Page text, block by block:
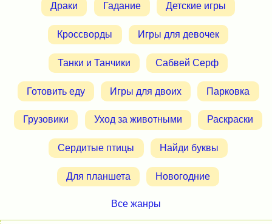
Драки Гадание Детские игры
Кроссворды Игры для девочек
Танки и Танчики Сабвей Серф
Готовить еду Игры для двоих Парковка
Грузовики Уход за животными Раскраски
Сердитые птицы Найди буквы
Для планшета Новогодние
Все жанры